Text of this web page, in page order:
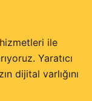
ile
Yaratıcı
dijital varlığını